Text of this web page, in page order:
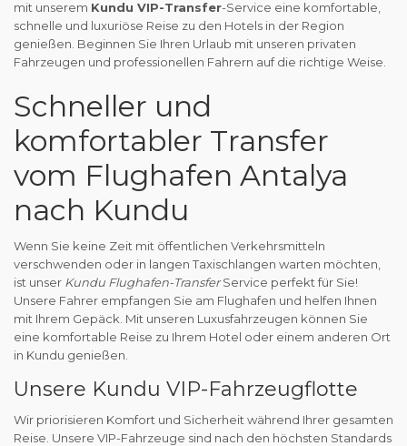
mit unserem Kundu VIP-Transfer-Service eine komfortable,
schnelle und luxuriöse Reise zu den Hotels in der Region
genießen. Beginnen Sie Ihren Urlaub mit unseren privaten
Fahrzeugen und professionellen Fahrern auf die richtige Weise.
Schneller und
komfortabler Transfer
vom Flughafen Antalya
nach Kundu
Wenn Sie keine Zeit mit öffentlichen Verkehrsmitteln
verschwenden oder in langen Taxischlangen warten möchten,
ist unser Kundu Flughafen-TransferService perfekt für Sie!
Unsere Fahrer empfangen Sie am Flughafen und helfen Ihnen
mit Ihrem Gepäck. Mit unseren Luxusfahrzeugen können Sie
eine komfortable Reise zu Ihrem Hotel oder einem anderen Ort
in Kundu genießen.
Unsere Kundu VIP-Fahrzeugflotte
Wir priorisieren Komfort und Sicherheit während Ihrer gesamten
Reise. Unsere VIP-Fahrzeuge sind nach den höchsten Standards